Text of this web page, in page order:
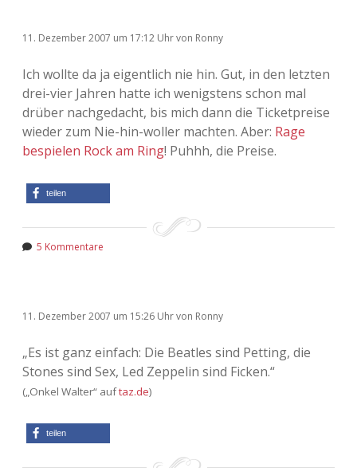
11. Dezember 2007 um 17:12 Uhrvon Ronny
Ich wollte da ja eigentlich nie hin. Gut, in den letzten
drei-vier Jahren hatte ich wenigstens schon mal
drüber nachgedacht, bis mich dann die Ticketpreise
wieder zum Nie-hin-woller machten. Aber: Rage
bespielen Rock am Ring! Puhhh, die Preise.
teilen
5 Kommentare
11. Dezember 2007 um 15:26 Uhrvon Ronny
„Es ist ganz einfach: Die Beatles sind Petting, die
Stones sind Sex, Led Zeppelin sind Ficken.“
(„Onkel Walter“ auftaz.de)
teilen